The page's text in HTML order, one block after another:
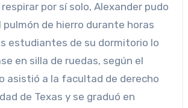
de hierro durante horas
estudiantes de su dormitorio lo
en silla de ruedas, según el
asistió a la facultad de derecho
de Texas y se graduó en